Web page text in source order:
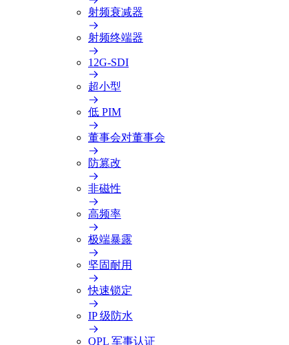
射频衰减器
射频终端器
12G-SDI
超小型
低 PIM
董事会对董事会
防篡改
非磁性
高频率
极端暴露
坚固耐用
快速锁定
IP 级防水
QPL 军事认证